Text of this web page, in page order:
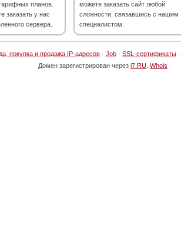
планов.
заказать у нас
сервера.
можете заказать сайт любой
сложности, связавшись с нашим
специалистом.
покупка и продажа IP-адресов· Job· SSL-сертификаты·
Домен зарегистрирован через i7.RU Whois